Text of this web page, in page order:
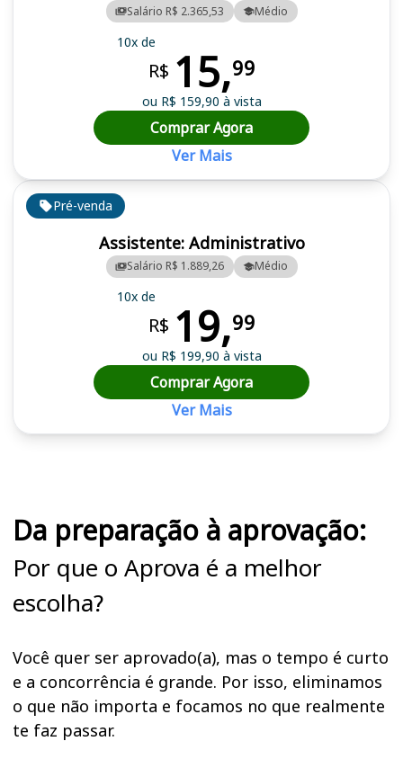
Pré-venda
Assistente: Administrativo
Salário R$ 1.889,26 Médio
10x de
R$ 19,99
ou R$ 199,90 à vista
Comprar Agora
Ver Mais
Salário R$ 2.365,53 Médio
10x de
R$ 15,99
ou R$ 159,90 à vista
Comprar Agora
Ver Mais
Da preparação à aprovação:
Por que o Aprova é a melhor
escolha?
Você quer ser aprovado(a), mas o tempo é curto
e a concorrência é grande. Por isso, eliminamos
o que não importa e focamos no que realmente
te faz passar.